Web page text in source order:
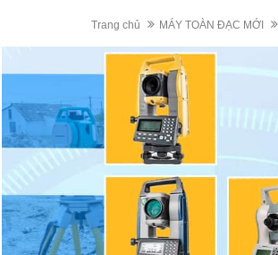
Trang chủ MÁY TOÀN ĐẠC MỚI